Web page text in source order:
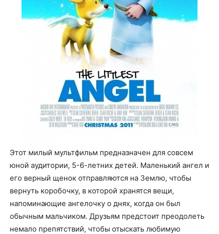
Этот милый мультфильм предназначен для совсем
юной аудитории, 5-6-летних детей. Маленький ангел и
его верный щенок отправляются на Землю, чтобы
вернуть коробочку, в которой хранятся вещи,
напоминающие ангелочку о днях, когда он был
обычным мальчиком. Друзьям предстоит преодолеть
немало препятствий, чтобы отыскать любимую